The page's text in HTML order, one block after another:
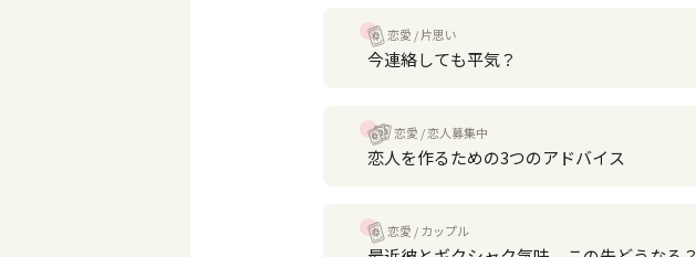
恋愛 片思い
今連絡しても平気？
恋愛 恋人募集中
恋人を作るための3つのアドバイス
恋愛 カップル